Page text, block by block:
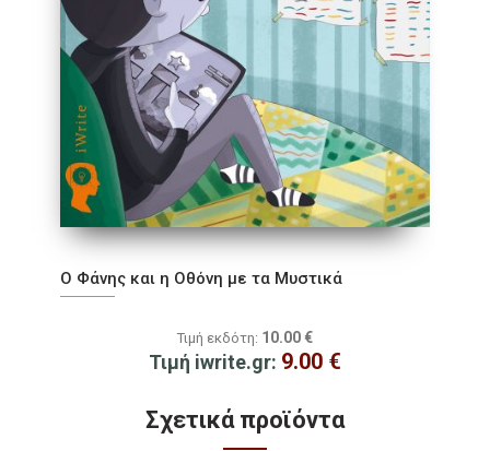
Ο Φάνης και η Οθόνη με τα Μυστικά
Τιμή εκδότη: 10.00 €
Τιμή iwrite.gr: 9.00 €
Σχετικά προϊόντα